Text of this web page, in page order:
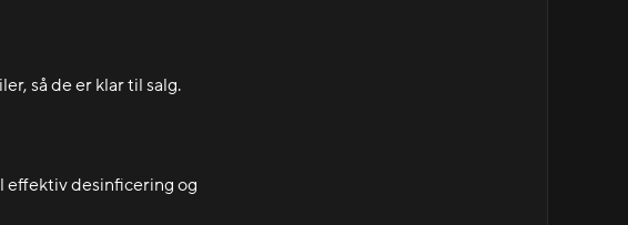
så de er klar til salg.
effektiv desinficering og